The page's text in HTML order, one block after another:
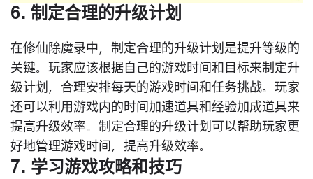
6. 制定合理的升级计划
在修仙除魔录中，制定合理的升级计划是提升等级的
关键。玩家应该根据自己的游戏时间和目标来制定升
级计划，合理安排每天的游戏时间和任务挑战。玩家
还可以利用游戏内的时间加速道具和经验加成道具来
提高升级效率。制定合理的升级计划可以帮助玩家更
好地管理游戏时间，提高升级效率。
7. 学习游戏攻略和技巧